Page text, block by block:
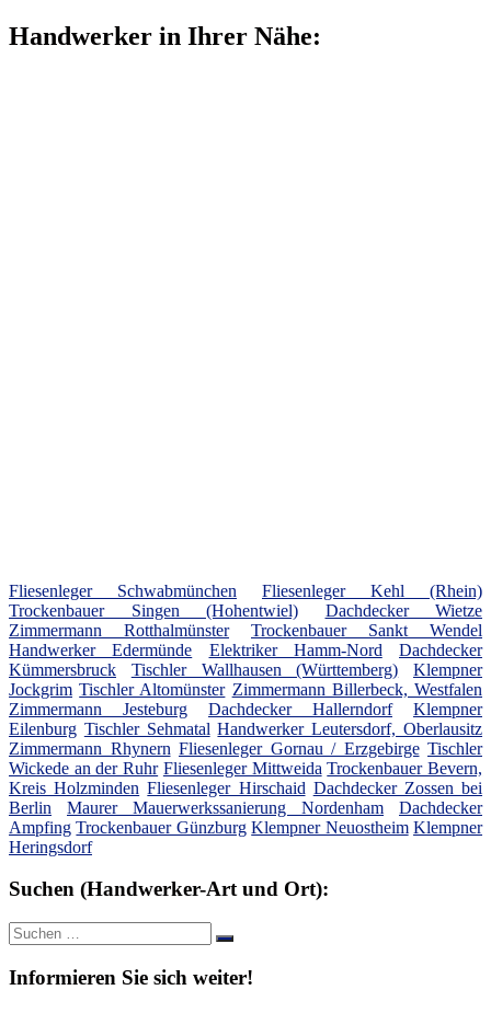
Handwerker in Ihrer Nähe:
Fliesenleger Schwabmünchen
Fliesenleger Kehl (Rhein)
Trockenbauer Singen (Hohentwiel)
Dachdecker Wietze
Zimmermann Rotthalmünster
Trockenbauer Sankt Wendel
Handwerker Edermünde
Elektriker Hamm-Nord
Dachdecker
Kümmersbruck
Tischler Wallhausen (Württemberg)
Klempner
Jockgrim Tischler Altomünster Zimmermann Billerbeck, Westfalen
Zimmermann Jesteburg
Dachdecker Hallerndorf
Klempner
Eilenburg Tischler Sehmatal Handwerker Leutersdorf, Oberlausitz
Zimmermann Rhynern Fliesenleger Gornau / Erzgebirge Tischler
Wickede an der Ruhr Fliesenleger Mittweida Trockenbauer Bevern,
Kreis Holzminden Fliesenleger Hirschaid Dachdecker Zossen bei
Berlin
Maurer Mauerwerkssanierung Nordenham
Dachdecker
Ampfing Trockenbauer Günzburg Klempner Neuostheim Klempner
Heringsdorf
Suchen (Handwerker-Art und Ort):
Suche
nach:
Suchen
Informieren Sie sich weiter!